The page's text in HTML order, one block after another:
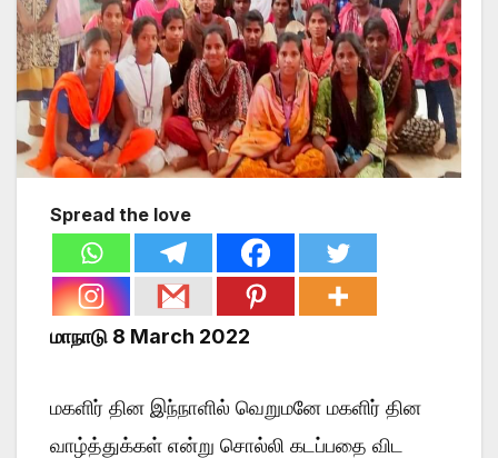
Spread the love
மாநாடு 8 March 2022
மகளிர் தின இந்நாளில் வெறுமனே மகளிர் தின
வாழ்த்துக்கள் என்று சொல்லி கடப்பதை விட